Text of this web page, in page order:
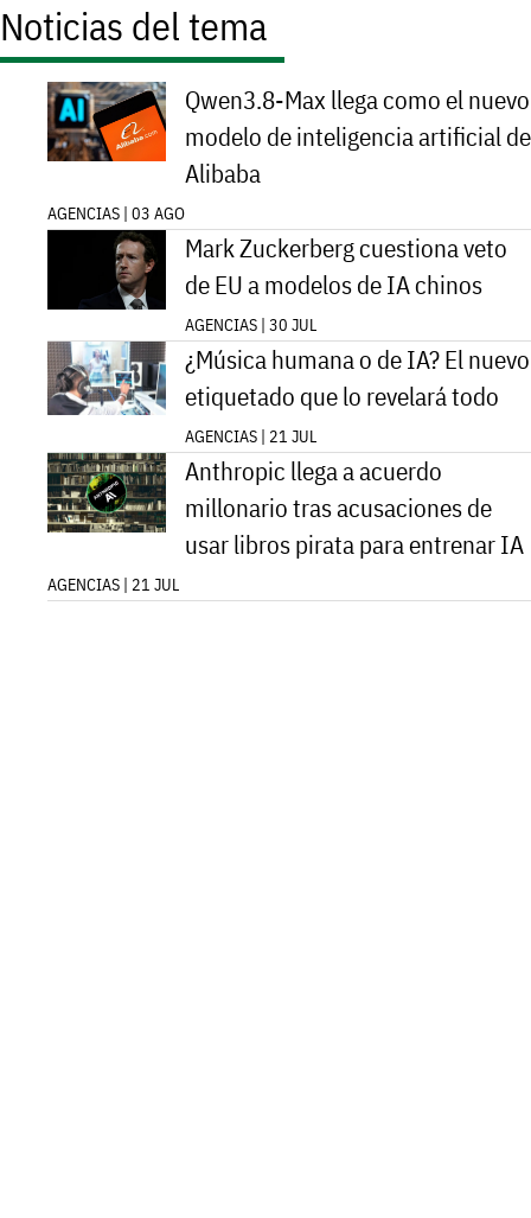
Noticias del tema
Qwen3.8-Max llega como el nuevo
modelo de inteligencia artificial de
Alibaba
AGENCIAS | 03 AGO
Mark Zuckerberg cuestiona veto
de EU a modelos de IA chinos
AGENCIAS | 30 JUL
¿Música humana o de IA? El nuevo
etiquetado que lo revelará todo
AGENCIAS | 21 JUL
Anthropic llega a acuerdo
millonario tras acusaciones de
usar libros pirata para entrenar IA
AGENCIAS | 21 JUL